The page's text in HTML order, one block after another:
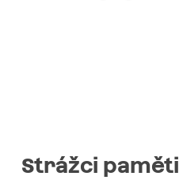
Strážci paměti